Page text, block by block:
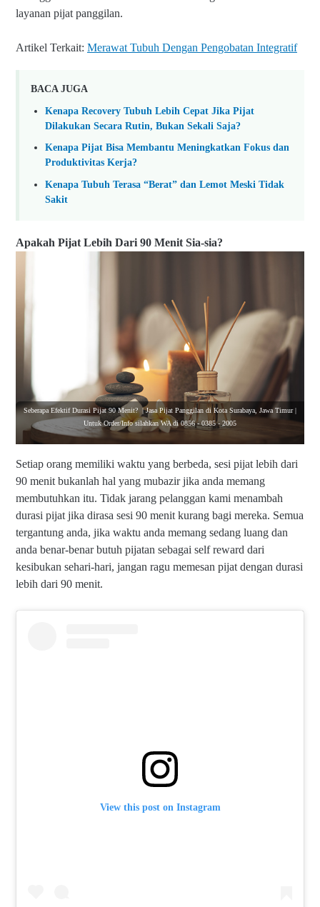
layanan pijat panggilan.
Artikel Terkait: Merawat Tubuh Dengan Pengobatan Integratif
BACA JUGA
Kenapa Recovery Tubuh Lebih Cepat Jika Pijat
Dilakukan Secara Rutin, Bukan Sekali Saja?
Kenapa Pijat Bisa Membantu Meningkatkan Fokus dan
Produktivitas Kerja?
Kenapa Tubuh Terasa “Berat” dan Lemot Meski Tidak
Sakit
Apakah Pijat Lebih Dari 90 Menit Sia-sia?
Seberapa Efektif Durasi Pijat 90 Menit? | Jasa Pijat Panggilan di Kota Surabaya, Jawa Timur |
Untuk Order/Info silahkan WA di 0856 - 0385 - 2005
Setiap orang memiliki waktu yang berbeda, sesi pijat lebih dari
90 menit bukanlah hal yang mubazir jika anda memang
membutuhkan itu. Tidak jarang pelanggan kami menambah
durasi pijat jika dirasa sesi 90 menit kurang bagi mereka. Semua
tergantung anda, jika waktu anda memang sedang luang dan
anda benar-benar butuh pijatan sebagai self reward dari
kesibukan sehari-hari, jangan ragu memesan pijat dengan durasi
lebih dari 90 menit.
View this post on Instagram